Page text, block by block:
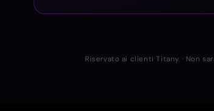
Riservato ai clienti Titany · Non